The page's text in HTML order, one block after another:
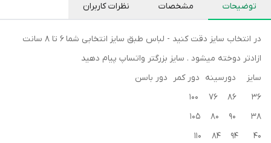
توضیحات مشخصات نظرات کاربران
در انتخاب سایز دقت کنید - لباس طبق سایز انتخابی شما 6 تا 8 سانت
ازادتر دوخته میشود . سایز بزرگتر واتساپ پیام دهید
سایز دورسینه دور کمر دور باسن
36 86 76 100
38 90 80 105
40 94 84 110